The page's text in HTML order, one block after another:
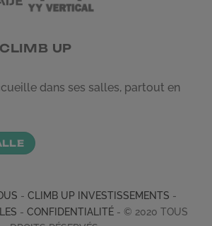
UP
dans ses salles, partout en
- CLIMB UP INVESTISSEMENTS -
- CONFIDENTIALITÉ - © 2020 TOUS